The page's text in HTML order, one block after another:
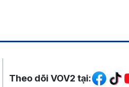
Mạng xã hội
Theo dõi VOV2 tại: